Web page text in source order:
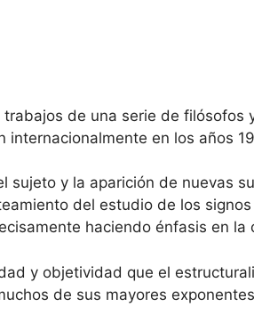
de una serie de filósofos
en los años
y la aparición de nuevas
del estudio de los
haciendo énfasis en la
y objetividad que el
de sus mayores